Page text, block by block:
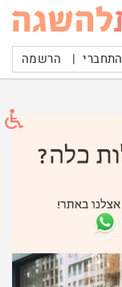
התחברי | הרשמה